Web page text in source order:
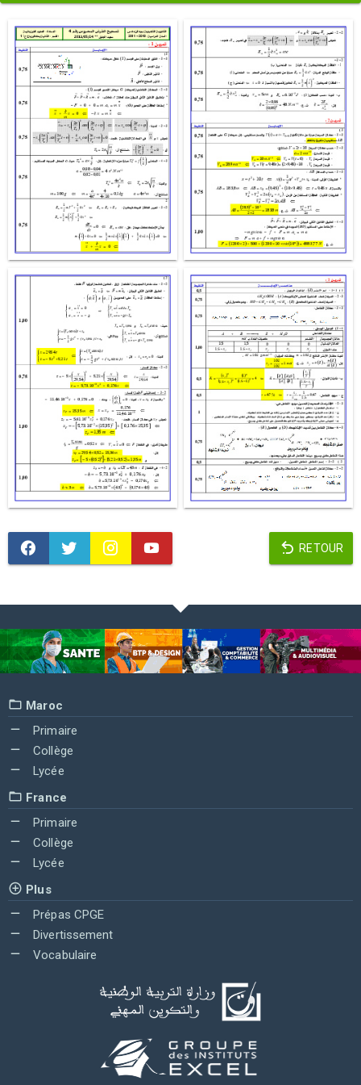
RETOUR
Maroc
Primaire
Collège
Lycée
France
Primaire
Collège
Lycée
Plus
Prépas CPGE
Divertissement
Vocabulaire